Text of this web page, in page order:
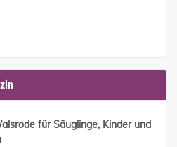
für Säuglinge, Kinder und